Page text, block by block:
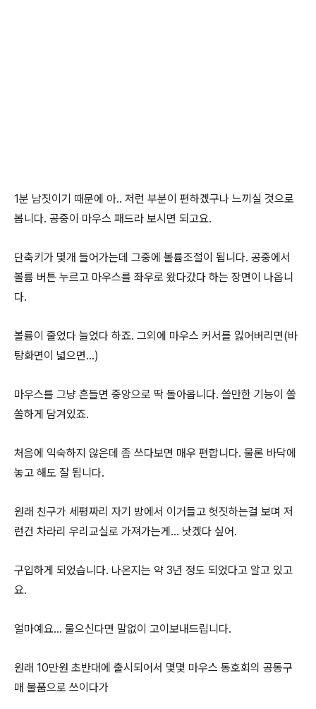
1분 남짓이기 때문에 아.. 저런 부분이 편하겠구나 느끼실 것으로
봅니다. 공중이 마우스 패드라 보시면 되고요.
단축키가 몇개 들어가는데 그중에 볼륨조절이 됩니다. 공중에서
볼륨 버튼 누르고 마우스를 좌우로 왔다갔다 하는 장면이 나옵니
다.
볼륨이 줄었다 늘었다 하죠. 그외에 마우스 커서를 잃어버리면(바
탕화면이 넓으면...)
마우스를 그냥 흔들면 중앙으로 딱 돌아옵니다. 쓸만한 기능이 쏠
쏠하게 담겨있죠.
처음에 익숙하지 않은데 좀 쓰다보면 매우 편합니다. 물론 바닥에
놓고 해도 잘 됩니다.
원래 친구가 세평짜리 자기 방에서 이거들고 헛짓하는걸 보며 저
런건 차라리 우리교실로 가져가는게... 낫겠다 싶어.
구입하게 되었습니다. 나온지는 약 3년 정도 되었다고 알고 있고
요.
얼마예요... 물으신다면 말없이 고이보내드립니다.
원래 10만원 초반대에 출시되어서 몇몇 마우스 동호회의 공동구
매 물품으로 쓰이다가